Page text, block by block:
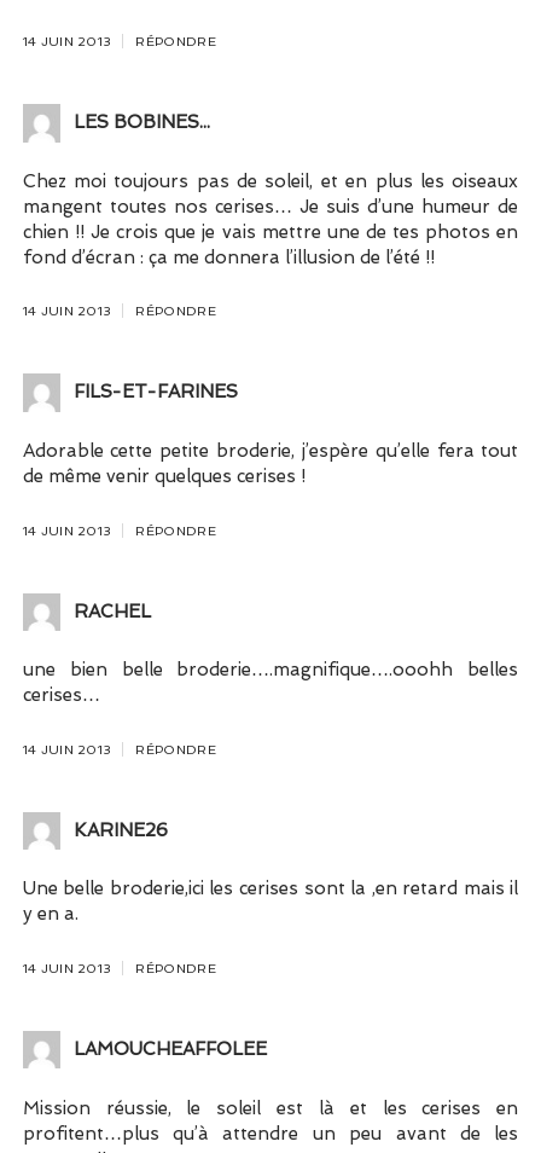
14 JUIN 2013 RÉPONDRE
LES BOBINES...
Chez moi toujours pas de soleil, et en plus les oiseaux
mangent toutes nos cerises… Je suis d’une humeur de
chien !! Je crois que je vais mettre une de tes photos en
fond d’écran : ça me donnera l’illusion de l’été !!
14 JUIN 2013 RÉPONDRE
FILS-ET-FARINES
Adorable cette petite broderie, j’espère qu’elle fera tout
de même venir quelques cerises !
14 JUIN 2013 RÉPONDRE
RACHEL
une bien belle broderie….magnifique….ooohh belles
cerises…
14 JUIN 2013 RÉPONDRE
KARINE26
Une belle broderie,ici les cerises sont la ,en retard mais il
y en a.
14 JUIN 2013 RÉPONDRE
LAMOUCHEAFFOLEE
Mission réussie, le soleil est là et les cerises en
profitent…plus qu’à attendre un peu avant de les